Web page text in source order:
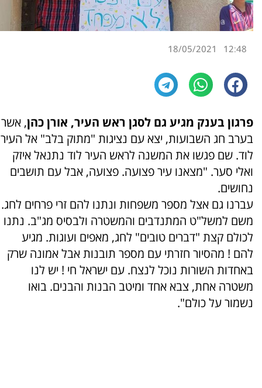
12:48
18/05/2021
פרגון בענק מגיע גם לסגן ראש העיר, אורן כהן, אשר
בערב חג השבועות, יצא עם נציגות "מתוק בלב" אל העיר
לוד. שם פגשו את המשנה לראש העיר לוד נתנאל איזק
ואלי סער. "מצאנו עיר פצועה. פצועה, אבל עם תושבים
נחושים.
עברנו גם אצל מספר משפחות ונתנו להם זרי פרחים לחג.
משם למשל"ט המתנדבים והמשטרה ולבסיס מג"ב. נתנו
לכולם קצת "דברים טובים" לחג, מאפים ועוגות. מגיע
להם ! מהסיור חזרתי עם מספר תובנות אבל אמונה שרק
באחדות השורות נוכל לנצח. עם ישראל חי ! יש לנו
משטרה אחת, צבא אחד ומיטב הבנות והבנים. בואו
נשמור על כולם".